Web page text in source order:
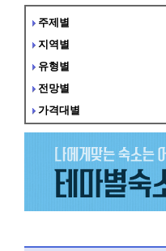
주제별
지역별
유형별
전망별
가격대별